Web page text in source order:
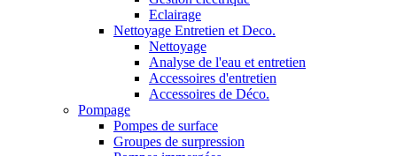
Eclairage
Nettoyage Entretien et Deco.
Nettoyage
Analyse de l'eau et entretien
Accessoires d'entretien
Accessoires de Déco.
Pompage
Pompes de surface
Groupes de surpression